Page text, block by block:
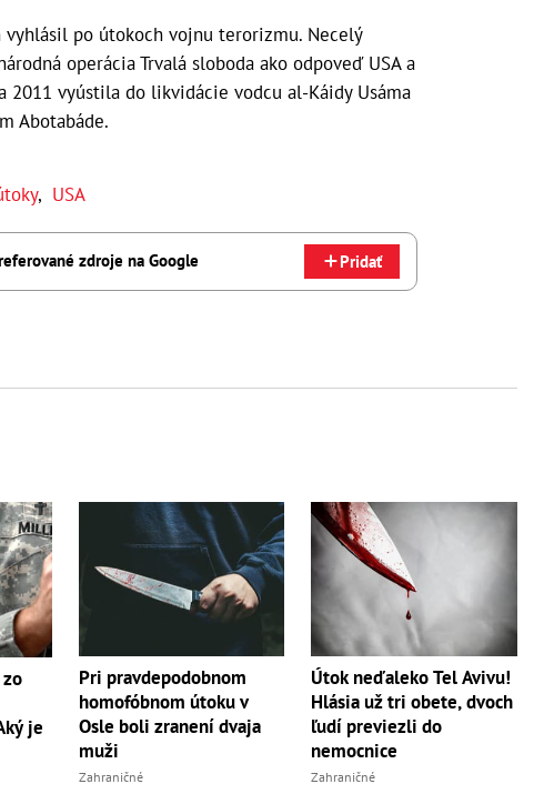
vyhlásil po útokoch vojnu terorizmu. Necelý
operácia Trvalá sloboda ako odpoveď USA a
2011 vyústila do likvidácie vodcu al-Káidy Usáma
Abotabáde.
, USA
zdroje na Google Pridať
je
Pri pravdepodobnom
homofóbnom útoku v
Osle boli zranení dvaja
muži
Zahraničné
Útok neďaleko Tel Avivu!
Hlásia už tri obete, dvoch
ľudí previezli do
nemocnice
Zahraničné